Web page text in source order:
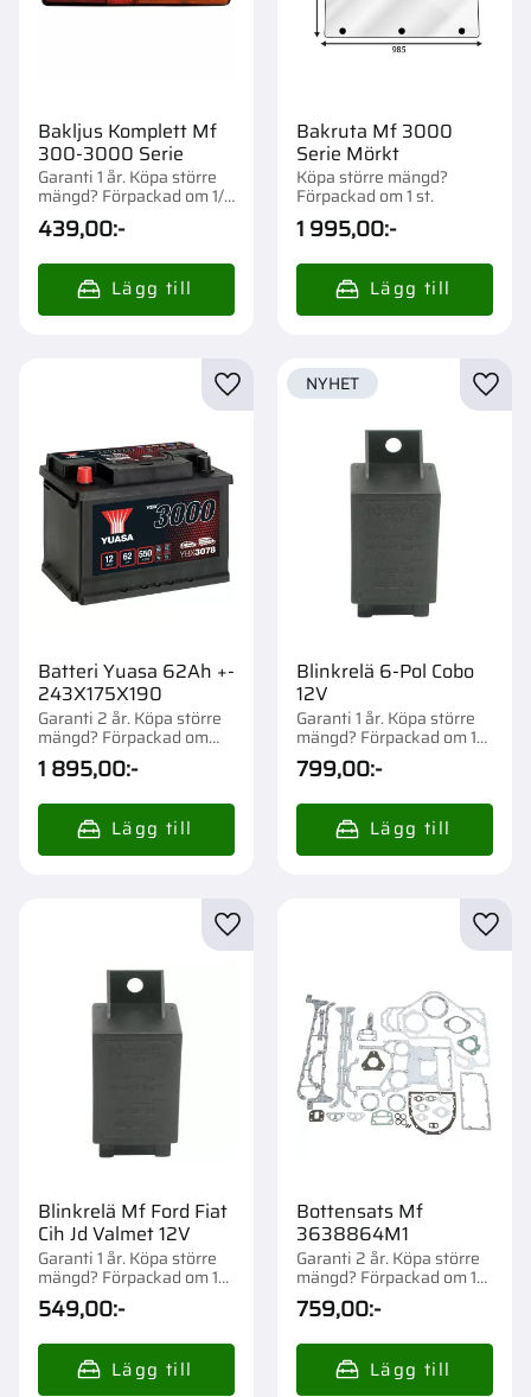
Bakljus Komplett Mf
300-3000 Serie
Garanti 1 år. Köpa större
mängd? Förpackad om 1/2
st.
439,00:-
Bakruta Mf 3000
Serie Mörkt
Köpa större mängd?
Förpackad om 1 st.
1 995,00:-
Batteri Yuasa 62Ah +-
243X175X190
Garanti 2 år. Köpa större
mängd? Förpackad om
1/57 st.
1 895,00:-
Lägg till i favoriter
Blinkrelä 6-Pol Cobo
12V
Garanti 1 år. Köpa större
mängd? Förpackad om 1
st.
799,00:-
NYHET
Blinkrelä Mf Ford Fiat
Cih Jd Valmet 12V
Garanti 1 år. Köpa större
mängd? Förpackad om 1
st.
549,00:-
Lägg till i favoriter
Bottensats Mf
3638864M1
Garanti 2 år. Köpa större
mängd? Förpackad om 1
st.
759,00:-